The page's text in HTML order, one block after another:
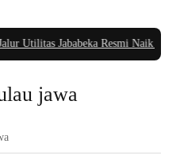
Utilitas Jababeka Resmi Naik ke
jawa